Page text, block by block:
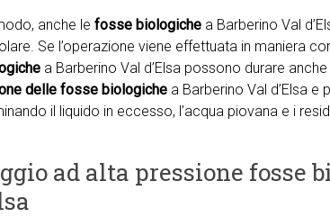
anche le fosse biologiche a Barberino Val
Se l’operazione viene effettuata in maniera
a Barberino Val d’Elsa possono durare
delle fosse biologiche a Barberino Val d’Elsa e
il liquido in eccesso, l’acqua piovana e i
ad alta pressione fosse